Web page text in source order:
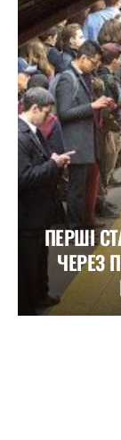
ПЕРШІ
ЧЕРЕЗ